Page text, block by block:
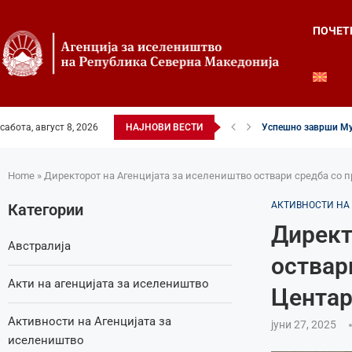
сабота, август 8, 2026 НАЈНОВИ ВЕСТИ
Успешно заврши
Четвртиот ден од
Home » Директорот на Агенцијата за иселеништво оствари средба
АКТИВНОСТИ
јуни 27, 2025
Категории
Австралија
Акти на агенцијата за иселеништво
Активности на Агенцијата за
иселеништво